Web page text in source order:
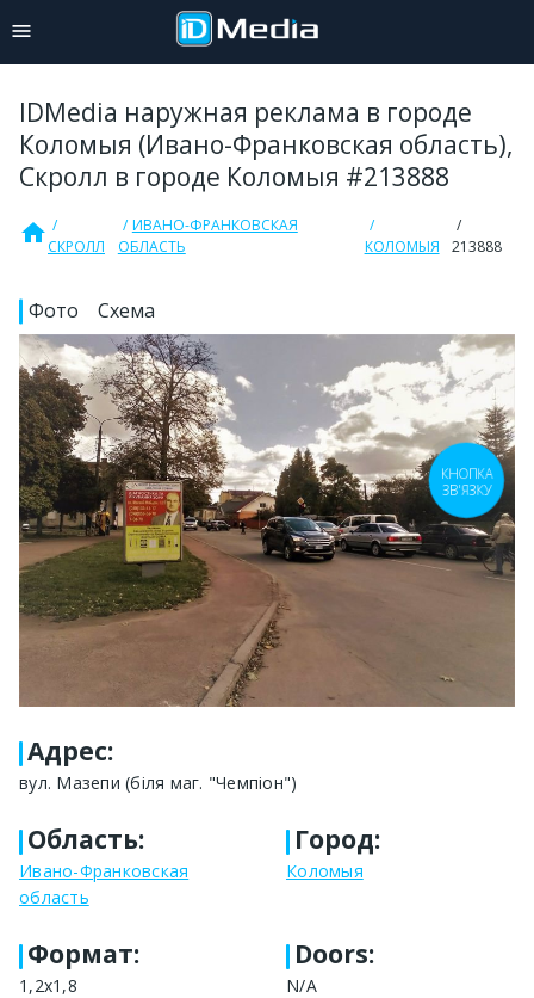
IDMedia наружная реклама в городе
Коломыя (Ивано-Франковская область),
Скролл в городе Коломыя #213888
homeСКРОЛЛ
ИВАНО-ФРАНКОВСКАЯ
ОБЛАСТЬ
КОЛОМЫЯ 213888
Фото Схема
Адрес:
вул. Мазепи (біля маг. "Чемпіон")
Область:
Ивано-Франковская
область
Город:
Коломыя
Формат:
1,2x1,8
Doors:
N/A
КНОПКА
ЗВ'ЯЗКУ